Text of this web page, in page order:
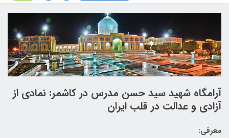
آرامگاه شهید سید حسن مدرس در کاشمر: نمادی از
آزادی و عدالت در قلب ایران
معرفی: